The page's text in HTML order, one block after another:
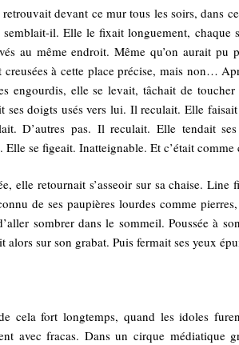
devant ce mur tous les soirs, dans
semblait-il. Elle le fixait longuement, chaque
au même endroit. Même qu’on aurait pu
creusées à cette place précise, mais non…
engourdis, elle se levait, tâchait de
ses doigts usés vers lui. Il reculait. Elle
D’autres pas. Il reculait. Elle tendait
Elle se figeait. Inatteignable. Et c’était comme
elle retournait s’asseoir sur sa chaise. Line
de ses paupières lourdes comme
sombrer dans le sommeil. Poussée à
alors sur son grabat. Puis fermait ses yeux
cela fort longtemps, quand les idoles
avec fracas. Dans un cirque médiatique